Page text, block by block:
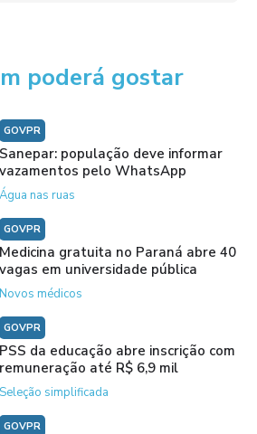
poderá gostar
GOVPR
Sanepar: população deve informar
vazamentos pelo WhatsApp
Água nas ruas
GOVPR
Medicina gratuita no Paraná abre 40
vagas em universidade pública
Novos médicos
GOVPR
PSS da educação abre inscrição com
remuneração até R$ 6,9 mil
Seleção simplificada
GOVPR